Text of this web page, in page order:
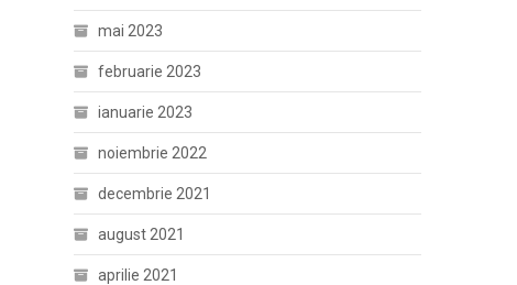
mai 2023
februarie 2023
ianuarie 2023
noiembrie 2022
decembrie 2021
august 2021
aprilie 2021